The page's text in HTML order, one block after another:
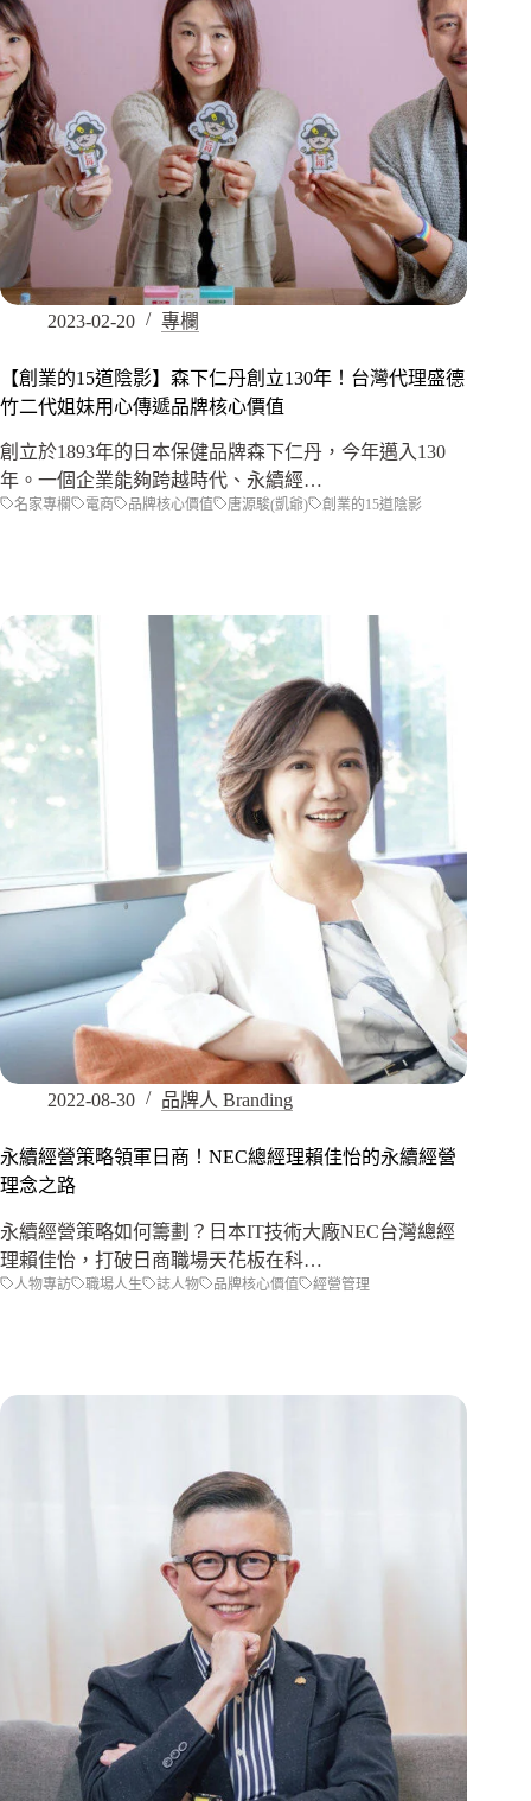
2023-02-20 專欄
【創業的15道陰影】森下仁丹創立130年！台灣代理盛德
竹二代姐妹用心傳遞品牌核心價值
創立於1893年的日本保健品牌森下仁丹，今年邁入130
年。一個企業能夠跨越時代、永續經…
名家專欄 電商 品牌核心價值 唐源駿(凱爺) 創業的15道陰影
2022-08-30 品牌人 Branding
永續經營策略領軍日商！NEC總經理賴佳怡的永續經營
理念之路
永續經營策略如何籌劃？日本IT技術大廠NEC台灣總經
理賴佳怡，打破日商職場天花板在科…
人物專訪 職場人生 誌人物 品牌核心價值 經營管理